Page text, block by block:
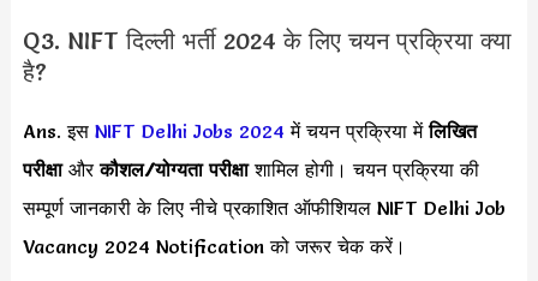
Q3. NIFT दिल्ली भर्ती 2024 के लिए चयन प्रक्रिया क्या
है?
Ans. इस NIFT Delhi Jobs 2024 में चयन प्रक्रिया मेंलिखित
परीक्षा औरकौशल/योग्यता परीक्षाशामिल होगी। चयन प्रक्रिया की
सम्पूर्ण जानकारी के लिए नीचे प्रकाशित ऑफीशियल NIFT Delhi Job
Vacancy 2024 Notification को जरूर चेक करें।